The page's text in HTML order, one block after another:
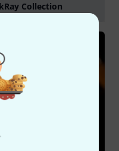
Collection